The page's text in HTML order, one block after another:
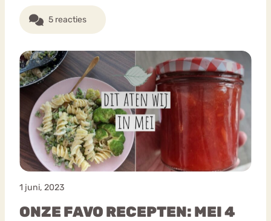
5 reacties
1 juni, 2023
ONZE FAVO RECEPTEN: MEI 4